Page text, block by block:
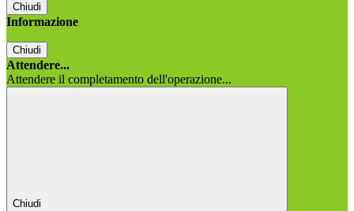
Chiudi
Informazione
Chiudi
Attendere...
Attendere il completamento dell'operazione...
Chiudi